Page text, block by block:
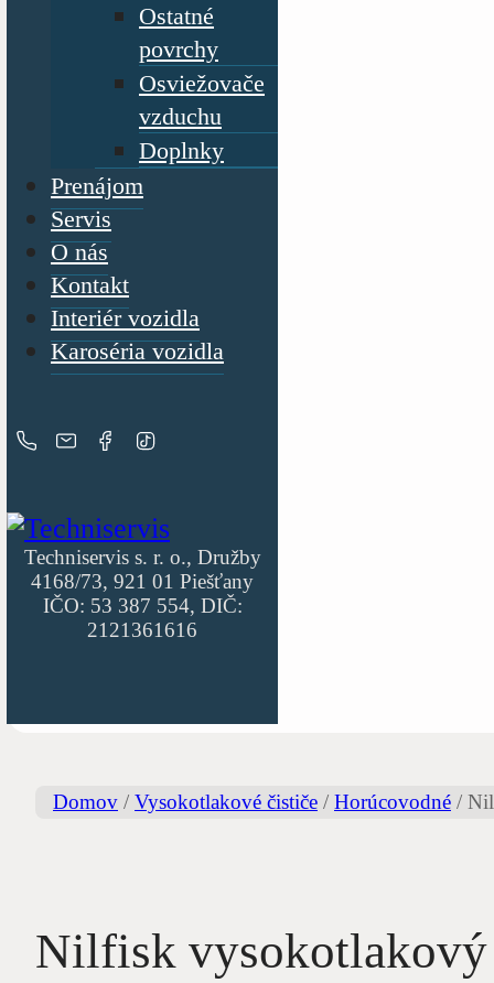
Ostatné
povrchy
Osviežovače
vzduchu
Doplnky
Prenájom
Servis
O nás
Kontakt
Interiér vozidla
Karoséria vozidla
Techniservis s. r. o., Družby
4168/73, 921 01 Piešťany
IČO: 53 387 554, DIČ:
2121361616
Domov / Vysokotlakové čističe / Horúcovodné /
Nilfisk